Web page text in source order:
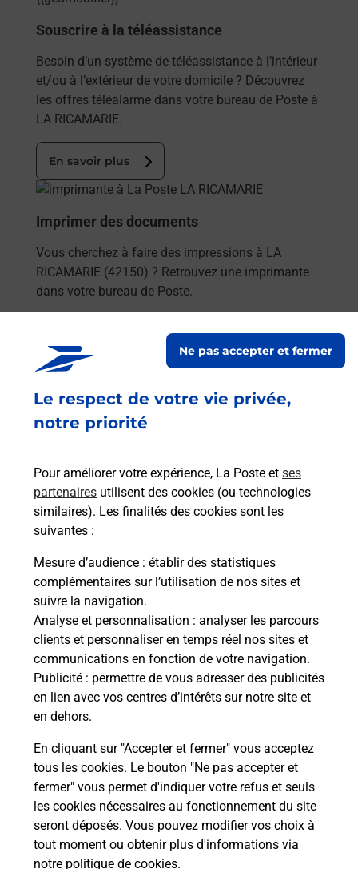
Le respect de votre vie privée,
notre priorité
Pour améliorer votre expérience, La Poste et ses
partenaires utilisent des cookies (ou technologies
similaires). Les finalités des cookies sont les
suivantes :
Mesure d’audience : établir des statistiques
complémentaires sur l’utilisation de nos sites et
suivre la navigation.
Analyse et personnalisation : analyser les parcours
clients et personnaliser en temps réel nos sites et
communications en fonction de votre navigation.
Publicité : permettre de vous adresser des publicités
en lien avec vos centres d’intérêts sur notre site et
en dehors.
En cliquant sur "Accepter et fermer" vous acceptez
tous les cookies. Le bouton "Ne pas accepter et
fermer" vous permet d'indiquer votre refus et seuls
les cookies nécessaires au fonctionnement du site
seront déposés. Vous pouvez modifier vos choix à
tout moment ou obtenir plus d'informations via
notre politique de cookies.
Ne pas accepter et fermer
Souscrire à la téléassistance
Besoin d’un système de téléassistance à l’intérieur
et/ou à l’extérieur de votre domicile ? Découvrez
les offres téléalarme dans votre bureau de Poste à
LA RICAMARIE.
En savoir plus
En savoir plus
Imprimer des documents
Vous cherchez à faire des impressions à LA
RICAMARIE (42150) ? Retrouvez une imprimante
dans votre bureau de Poste.
En savoir plus
Code de la route auto ou moto
(42150) ? Découvrez l'offre proposée par La Poste.
En savoir plus
Permis Bateau
Vous cherchez à passer votre permis bateau à La
Ricamarie (42150) ? Découvrez l'offre proposée
par La Poste.
En savoir plus
Loire LA RICAMARIE